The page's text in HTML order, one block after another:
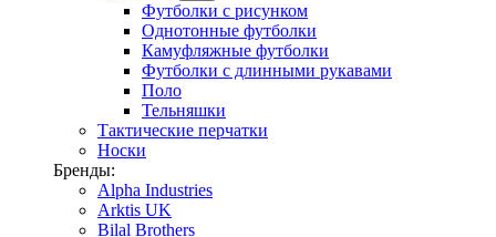
Футболки с рисунком
Однотонные футболки
Камуфляжные футболки
Футболки с длинными рукавами
Поло
Тельняшки
Тактические перчатки
Носки
Бренды:
Alpha Industries
Arktis UK
Bilal Brothers